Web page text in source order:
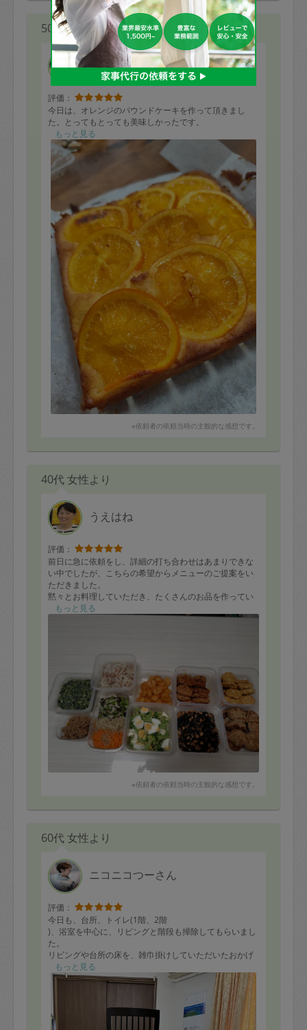
50代 女性より
みかんcooking
評価：
今日は、オレンジのパウンドケーキを作って頂きまし
た。とってもとっても美味しかったです。
もっと見る
※依頼者の依頼当時の主観的な感想です。
40代 女性より
うえはね
評価：
前日に急に依頼をし、詳細の打ち合わせはあまりできな
い中でしたが、こちらの希望からメニューのご提案をい
ただきました。
黙々とお料理していただき、たくさんのお品を作ってい
ただきました。
特にモロヘイヤは食べたことなかったのですが、大変お
味付けは濃すぎず薄すぎず、美味しかったです！
終わった後はキッチンの掃除と使った道具は洗って拭き
上げまでしてくれていました。
床に刻んだ野菜がいくつか落ちてたので、その点だけ改
善されれば最高です。
ありがとうございました！
○ハンバーグ
◯ひじき煮
◯れんこんと梅しそシーチキン
もっと見る
※依頼者の依頼当時の主観的な感想です。
60代 女性より
ニコニコつーさん
評価：
今日も、台所、トイレ(1階、2階
)、浴室を中心に、リビングと階段も掃除してもらいまし
た。
リビングや台所の床を、雑巾掛けしていただいたおかげ
で、部屋がとても明るくなりました。
もっと見る